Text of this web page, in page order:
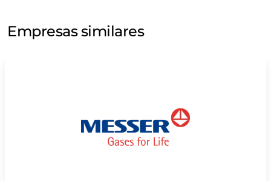
Empresas similares